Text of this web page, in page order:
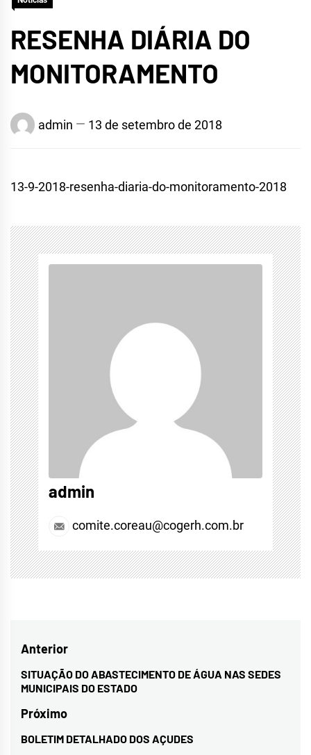
RESENHA DIÁRIA DO
MONITORAMENTO
admin 13 de setembro de 2018
13-9-2018-resenha-diaria-do-monitoramento-2018
admin
comite.coreau@cogerh.com.br
Navegação
de
Anterior
Previous
post:
SITUAÇÃO DO ABASTECIMENTO DE ÁGUA NAS SEDES
MUNICIPAIS DO ESTADO
Próximo
Next
BOLETIM DETALHADO DOS AÇUDES